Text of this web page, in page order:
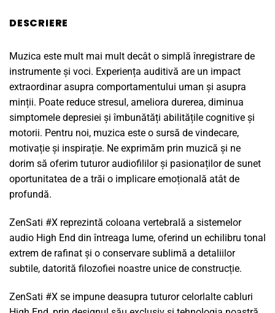
DESCRIERE
Muzica este mult mai mult decât o simplă înregistrare de
instrumente și voci. Experiența auditivă are un impact
extraordinar asupra comportamentului uman și asupra
minții. Poate reduce stresul, ameliora durerea, diminua
simptomele depresiei și îmbunătăți abilitățile cognitive și
motorii. Pentru noi, muzica este o sursă de vindecare,
motivație și inspirație. Ne exprimăm prin muzică și ne
dorim să oferim tuturor audiofililor și pasionaților de sunet
oportunitatea de a trăi o implicare emoțională atât de
profundă.
ZenSati #X reprezintă coloana vertebrală a sistemelor
audio High End din întreaga lume, oferind un echilibru tonal
extrem de rafinat și o conservare sublimă a detaliilor
subtile, datorită filozofiei noastre unice de construcție.
ZenSati #X se impune deasupra tuturor celorlalte cabluri